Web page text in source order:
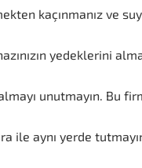
kaçınmanız ve
yedeklerini
unutmayın. Bu
ile aynı yerde